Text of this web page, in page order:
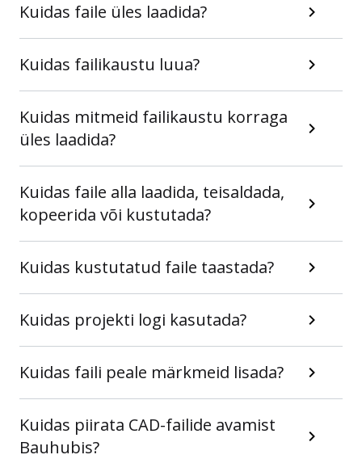
Kuidas faile üles laadida?
Kuidas failikaustu luua?
Kuidas mitmeid failikaustu korraga
üles laadida?
Kuidas faile alla laadida, teisaldada,
kopeerida või kustutada?
Kuidas kustutatud faile taastada?
Kuidas projekti logi kasutada?
Kuidas faili peale märkmeid lisada?
Kuidas piirata CAD-failide avamist
Bauhubis?